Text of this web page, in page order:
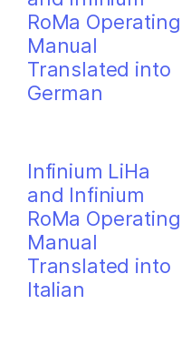
RoMa Operating
Manual
Translated into
German
Infinium LiHa
and Infinium
RoMa Operating
Manual
Translated into
Italian